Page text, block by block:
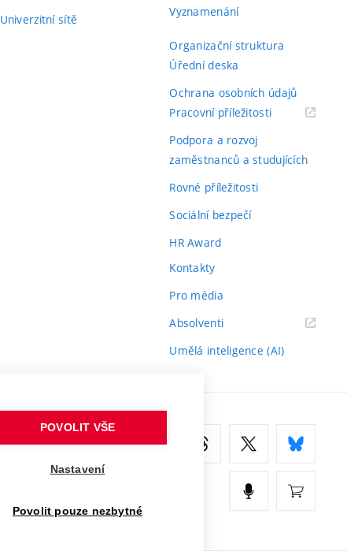
Univerzitní sítě
Vyznamenání
Organizační struktura
Úřední deska
Ochrana osobních údajů
Pracovní příležitosti(externí
Podpora a rozvoj
zaměstnanců a studujících
Rovné příležitosti
Sociální bezpečí
HR Award
Kontakty
Pro média
Absolventi(externí
Umělá inteligence (AI)
POVOLIT VŠE
Nastavení
Povolit pouze nezbytné